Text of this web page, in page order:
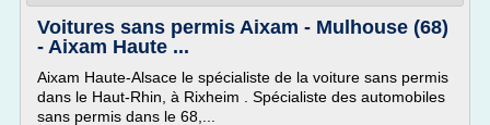
Voitures sans permis Aixam - Mulhouse (68)
- Aixam Haute ...
Aixam Haute-Alsace le spécialiste de la voiture sans permis
dans le Haut-Rhin, à Rixheim . Spécialiste des automobiles
sans permis dans le 68,...